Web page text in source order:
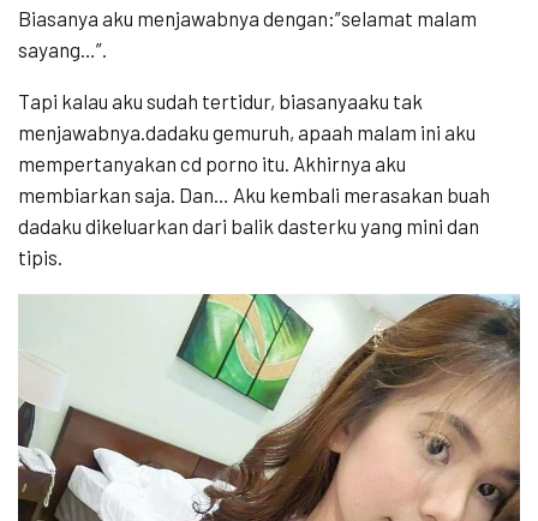
Biasanya aku menjawabnya dengan:”selamat malam
sayang…”.
Tapi kalau aku sudah tertidur, biasanyaaku tak
menjawabnya.dadaku gemuruh, apaah malam ini aku
mempertanyakan cd porno itu. Akhirnya aku
membiarkan saja. Dan… Aku kembali merasakan buah
dadaku dikeluarkan dari balik dasterku yang mini dan
tipis.